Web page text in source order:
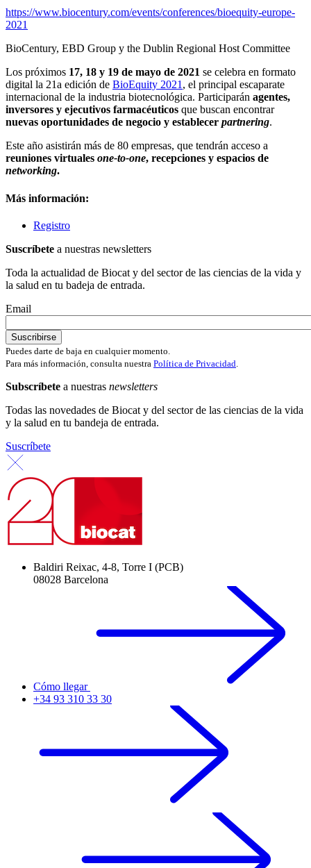
https://www.biocentury.com/events/conferences/bioequity-europe-
2021
BioCentury, EBD Group y the Dublin Regional Host Committee
Los próximos 17, 18 y 19 de mayo de 2021 se celebra en formato
digital la 21a edición de BioEquity 2021, el principal escaparate
internacional de la industria biotecnológica. Participarán agentes,
inversores y ejecutivos farmacéuticos que buscan encontrar
nuevas oportunidades de negocio y establecer partnering.
Este año asistirán más de 80 empresas, que tendrán acceso a
reuniones virtuales one-to-one, recepciones y espacios de
networking.
Más información:
Registro
Suscríbete a nuestras newsletters
Toda la actualidad de Biocat y del sector de las ciencias de la vida y
la salud en tu badeja de entrada.
Email
Puedes darte de baja en cualquier momento.
Para más información, consulta nuestra Política de Privacidad
Subscríbete a nuestras newsletters
Todas las novedades de Biocat y del sector de las ciencias de la vida
y la salud en tu bandeja de entrada.
Suscríbete
Baldiri Reixac, 4-8, Torre I (PCB)
08028 Barcelona
Cómo llegar
+34 93 310 33 30